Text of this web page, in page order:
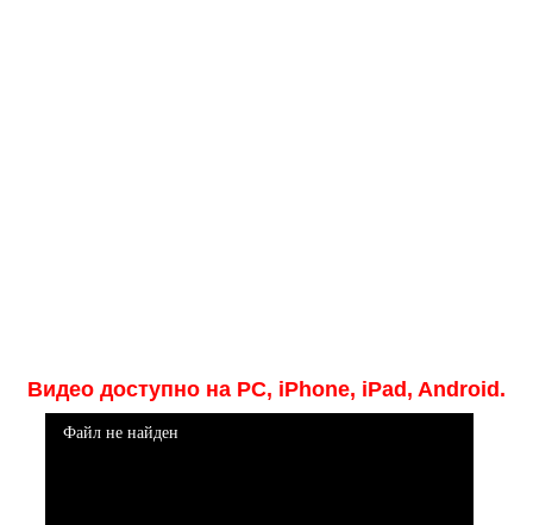
Видео доступно на PC, iPhone, iPad, Android.
Файл не найден